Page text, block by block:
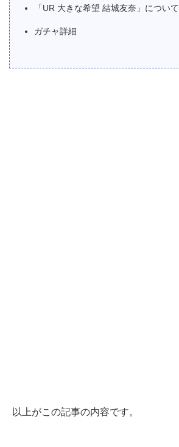
「UR 大きな希望 結城友奈」について
ガチャ詳細
以上がこの記事の内容です。